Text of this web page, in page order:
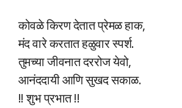
कोवळे किरण देतात प्रेमळ हाक,
मंद वारे करतात हळुवार स्पर्श.
तुमच्या जीवनात दररोज येवो,
आनंददायी आणि सुखद सकाळ.
!! शुभ प्रभात !!